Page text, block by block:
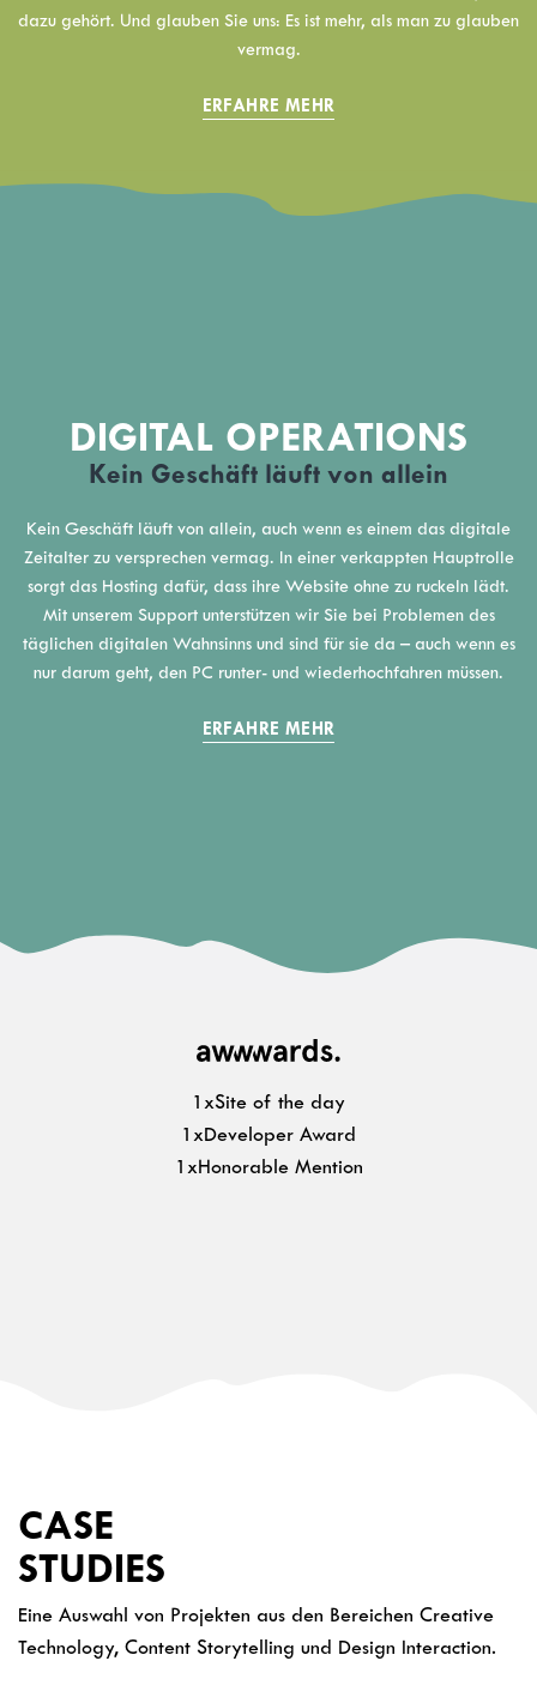
dazu gehört. Und glauben Sie uns: Es ist mehr, als man zu glauben
vermag.
ERFAHRE MEHR
DIGITAL OPERATIONS
Kein Geschäft läuft von allein
Kein Geschäft läuft von allein, auch wenn es einem das digitale
Zeitalter zu versprechen vermag. In einer verkappten Hauptrolle
sorgt das Hosting dafür, dass ihre Website ohne zu ruckeln lädt.
Mit unserem Support unterstützen wir Sie bei Problemen des
täglichen digitalen Wahnsinns und sind für sie da – auch wenn es
nur darum geht, den PC runter- und wiederhochfahren müssen.
ERFAHRE MEHR
1xSite of the day
1xDeveloper Award
1xHonorable Mention
CASE
STUDIES
Eine Auswahl von Projekten aus den Bereichen Creative
Technology, Content Storytelling und Design Interaction.